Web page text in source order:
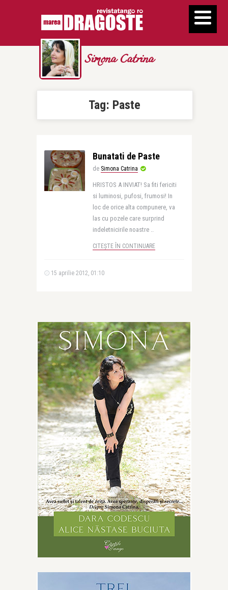
Simona Catrina
Tag: Paste
Bunatati de Paste
de Simona Catrina
HRISTOS A INVIAT! Sa fiti fericiti
si luminosi, pufosi, frumosi! In
loc de orice alta compunere, va
las cu pozele care surprind
indeletnicirile noastre ..
CITEȘTE ÎN CONTINUARE
15 aprilie 2012, 01:10